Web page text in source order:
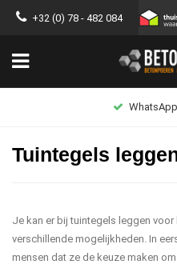
+32 (0) 78 - 482 084
Tuintegels
Je kan er bij tuintegels leggen
verschillende mogelijkheden. In
mensen dat ze de keuze maken